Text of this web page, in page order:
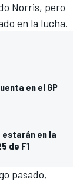
Norris, pero
en la lucha.
en el GP
en la
de F1
pasado,